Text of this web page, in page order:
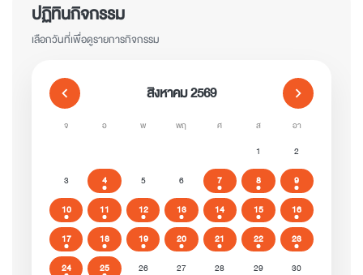
ปฏิทินกิจกรรม
เลือกวันที่เพื่อดูรายการกิจกรรม
chevron_left สิงหาคม 2569 chevron_right
จ อ พ พฤ ศ ส อา
1
2
3
4 5 6 7 8
9
10
11 12 13 14 15
16
17
18 19 20 21 22
23
24
25 26 27 28 29 30